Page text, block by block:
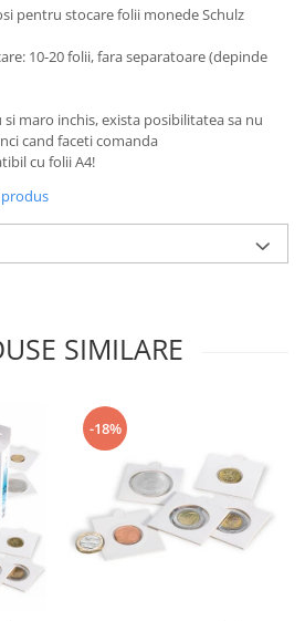
pentru stocare folii monede Schulz
10-20 folii, fara separatoare (depinde
maro inchis, exista posibilitatea sa nu
cand faceti comanda
cu folii A4!
SIMILARE
-18%